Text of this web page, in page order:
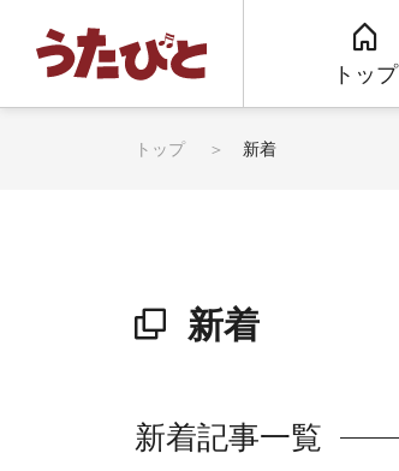
トップ
トップ 新着
新着
新着記事一覧